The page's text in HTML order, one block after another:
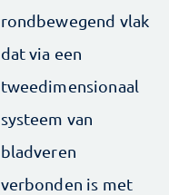
rondbewegend vlak
dat via een
tweedimensionaal
systeem van
bladveren
verbonden is met